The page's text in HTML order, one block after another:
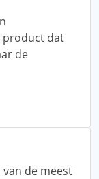
product dat
de
van de meest